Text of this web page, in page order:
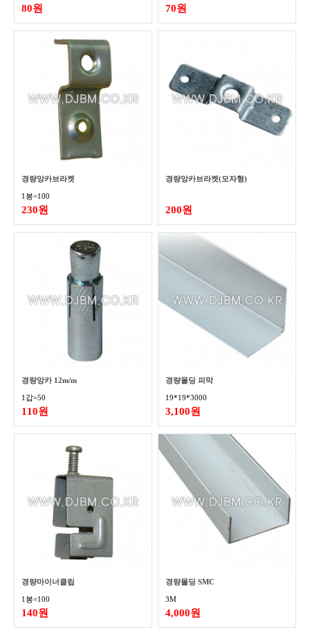
80원 70원
경량앙카브라켓
1봉=100
230원
경량앙카브라켓(모자형)
200원
경량앙카 12m/m
1갑=50
110원
경량몰딩 피막
19*19*3000
3,100원
경량마이너클립
1봉=100
140원
경량몰딩 SMC
3M
4,000원